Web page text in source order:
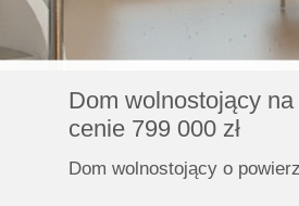
Licencjonowani
Gratis -
Dom wolnostojący
cenie 799 000 zł
Dom wolnostojący o